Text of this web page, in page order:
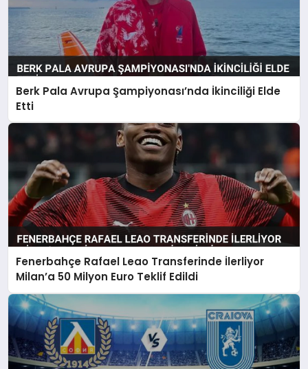
Berk Pala Avrupa Şampiyonası’nda İkinciliği Elde
Etti
Fenerbahçe Rafael Leao Transferinde İlerliyor
Milan’a 50 Milyon Euro Teklif Edildi